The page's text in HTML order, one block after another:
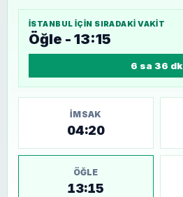
İSTANBUL IÇIN SIRADAKI VAKIT
Öğle - 13:15
6 sa 36 dk
İMSAK
04:20
ÖĞLE
13:15